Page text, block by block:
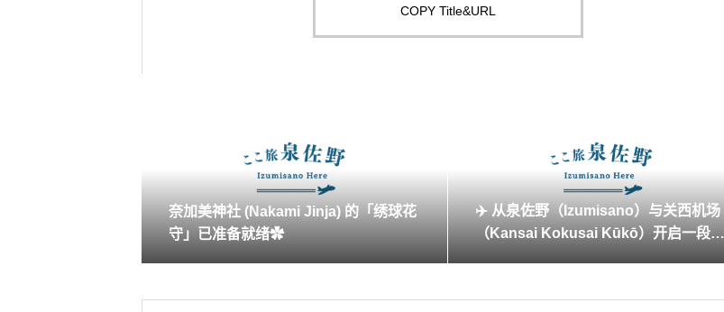
COPY Title&URL
奈加美神社 (Nakami Jinja) 的「绣球花
守」已准备就绪✿
✈️ 从泉佐野（Izumisano）与关西机场
（Kansai Kokusai Kūkō）开启一段充